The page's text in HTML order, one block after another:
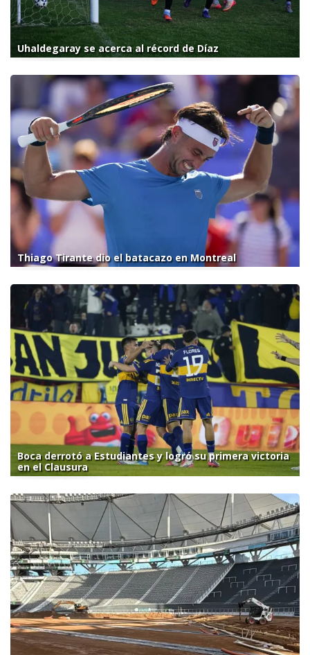
Uhaldegaray se acerca al récord de Díaz
Thiago Tirante dio el batacazo en Montreal
Boca derrotó a Estudiantes y logró su primera victoria
en el Clausura